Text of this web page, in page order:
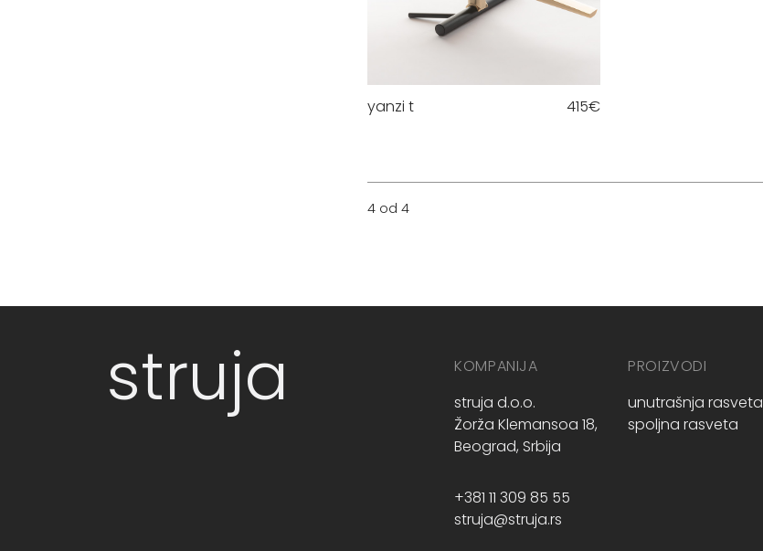
yanzi t 415€
4 od 4
struja
KOMPANIJA
struja d.o.o.
Žorža Klemansoa 18,
Beograd, Srbija
+381 11 309 85 55
struja@struja.rs
PROIZVODI
unutrašnja rasveta
spoljna rasveta